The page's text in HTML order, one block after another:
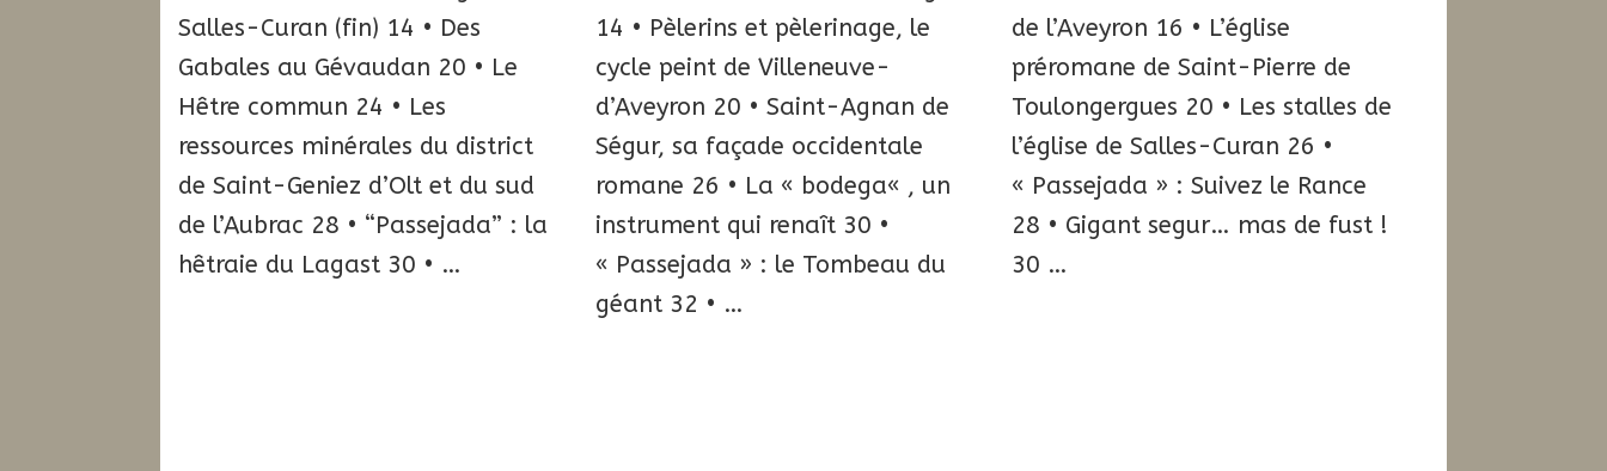
Salles-Curan (fin) 14 • Des
Gabales au Gévaudan 20 • Le
Hêtre commun 24 • Les
ressources minérales du district
de Saint-Geniez d’Olt et du sud
de l’Aubrac 28 • “Passejada” : la
hêtraie du Lagast 30 • …
14 • Pèlerins et pèlerinage, le
cycle peint de Villeneuve-
d’Aveyron 20 • Saint-Agnan de
Ségur, sa façade occidentale
romane 26 • La « bodega« , un
instrument qui renaît 30 •
« Passejada » : le Tombeau du
géant 32 • …
de l’Aveyron 16 • L’église
préromane de Saint-Pierre de
Toulongergues 20 • Les stalles de
l’église de Salles-Curan 26 •
« Passejada » : Suivez le Rance
28 • Gigant segur… mas de fust !
30 …